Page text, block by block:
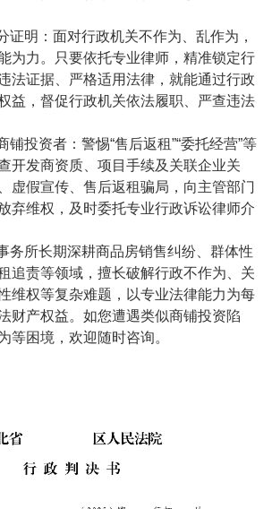
证明：面对行政机关不作为、乱作为，
为力。只要依托专业律师，精准锁定行
法证据、严格适用法律，就能通过行政
益，督促行政机关依法履职、严查违法
铺投资者：警惕“售后返租”“委托经营”等
开发商资质、项目手续及关联企业关
虚假宣传、售后返租骗局，向主管部门
弃维权，及时委托专业行政诉讼律师介
务所长期深耕商品房销售纠纷、群体性
追责等领域，擅长破解行政不作为、关
维权等复杂难题，以专业法律能力为每
财产权益。如您遭遇类似商铺投资陷
等困境，欢迎随时咨询。